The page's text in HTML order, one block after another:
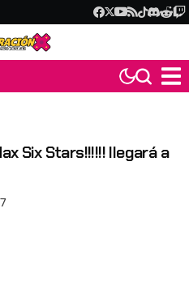
Six Stars!!!!!! llegará a